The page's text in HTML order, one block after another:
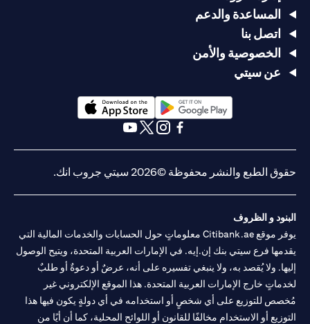
المساعدة والدعم
اتصل بنا
الخصوصية والأمن
عن سيتي
(opens in a new tab)
حقوق الطبع والنشر محفوظة ©2026 سيتي جروب انك.
البنود و الظروف
يوفر موقع Citibank.ae معلوماتٍ حول الحسابات والخدمات المالية التي
يقدمها فرع سيتي بنك إن.إيه. في الإمارات العربية المتحدة، ويتيح الوصول
إليها. ولا يُقصد به، ولا ينبغي تفسيره على أنه، عرضٌ أو دعوةٌ أو طلبٌ
لخدماتٍ خارج الإمارات العربية المتحدة. هذا الموقع الإلكتروني غير
مُخصص للتوزيع على أي شخصٍ أو استخدامه في أي دولةٍ يكون فيها هذا
التوزيع أو الاستخدام مخالفًا للقانون أو اللوائح المحلية، كما أن أيًا من